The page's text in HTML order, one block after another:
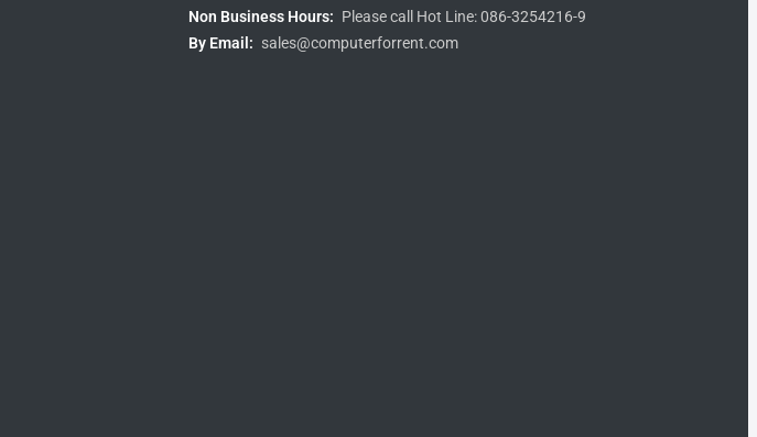
Non Business Hours: Please call Hot Line: 086-3254216-9
By Email: sales@computerforrent.com